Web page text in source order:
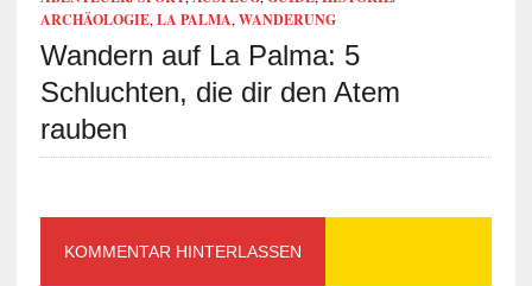
ARCHÄOLOGIE,LA PALMA,WANDERUNG
Wandern auf La Palma: 5
Schluchten, die dir den Atem
rauben
KOMMENTAR HINTERLASSEN